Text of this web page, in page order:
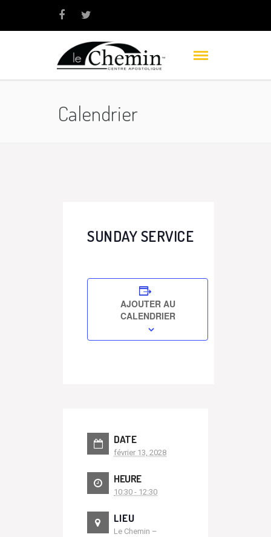
Calendrier
SUNDAY SERVICE
AJOUTER AU
CALENDRIER
DATE
février 13, 2028
HEURE
10:30 - 12:30
LIEU
Le Chemin –